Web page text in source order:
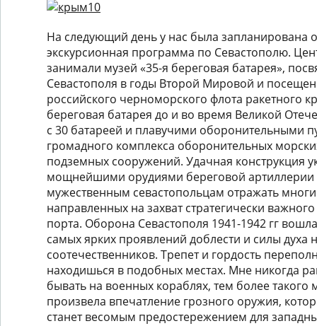
На следующий день у нас была запланирована
экскурсионная программа по Севастополю.
занимали музей «35-я береговая батарея»,
Севастополя в годы Второй Мировой и
российского черноморского флота ракетного
береговая батарея до и во время Великой
с 30 батареей и плавучими оборонительными
громадного комплекса оборонительных
подземных сооружений. Удачная конструкция
мощнейшими орудиями береговой артиллерии
мужественным севастопольцам отражать
направленных на захват стратегически
порта. Оборона Севастополя 1941-1942 гг
самых ярких проявлений доблести и силы духа
соотечественников. Трепет и гордость
находишься в подобных местах. Мне никогда
бывать на военных кораблях, тем более такого
произвела впечатление грозного оружия,
станет весомым предостережением для